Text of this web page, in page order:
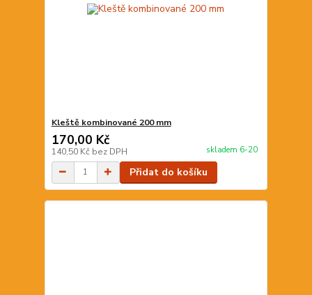
Kleště kombinované 200 mm
170,00 Kč
140,50 Kč bez DPH skladem 6-20
Přidat do košíku